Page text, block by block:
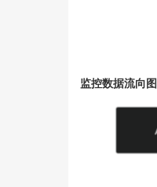
监控数据流向图